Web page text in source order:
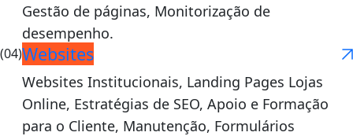
Gestão de páginas, Monitorização de
desempenho.
(04)Websites
Websites Institucionais, Landing Pages Lojas
Online, Estratégias de SEO, Apoio e Formação
para o Cliente, Manutenção, Formulários